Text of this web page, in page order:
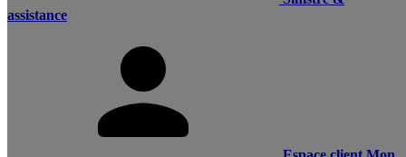
assistance